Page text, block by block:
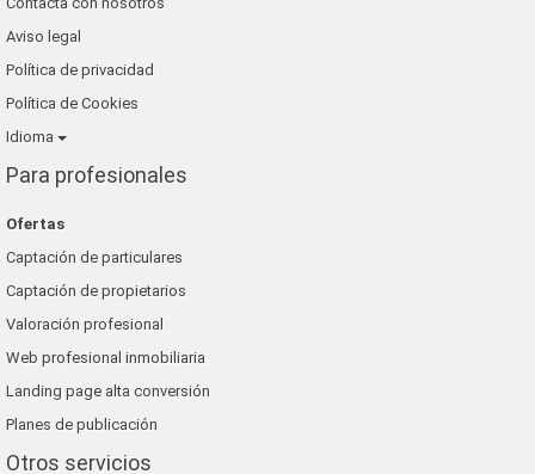
Aviso legal
Política de privacidad
Política de Cookies
Idioma
Para profesionales
Ofertas
Captación de particulares
Captación de propietarios
Valoración profesional
Web profesional inmobiliaria
Landing page alta conversión
Planes de publicación
Otros servicios